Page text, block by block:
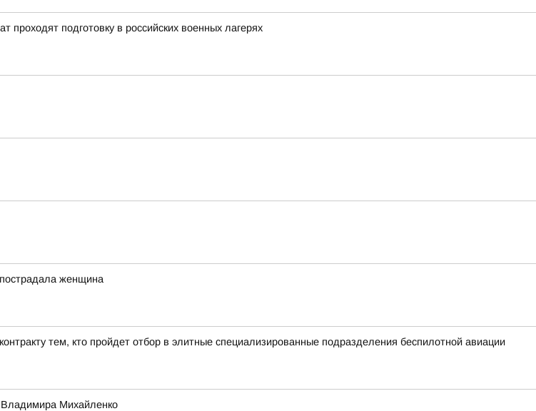
проходят подготовку в российских военных лагерях
женщина
тем, кто пройдет отбор в элитные специализированные подразделения беспилотной авиации
Владимира Михайленко